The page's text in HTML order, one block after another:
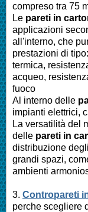
compreso tra 75
Le pareti in
applicazioni
all'interno, che
prestazioni di
termica,
acqueo,
fuoco
Al interno delle
impianti elettrici,
La versatilità del
delle pareti in
distribuzione
grandi spazi,
ambienti
3. Contropareti
perche scegliere